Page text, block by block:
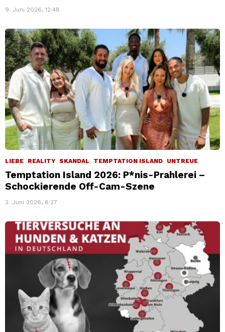
9. Juni 2026, 12:48
LIEBE REALITY SKANDAL TEMPTATION ISLAND UNTREUE
Temptation Island 2026: P*nis-Prahlerei –
Schockierende Off-Cam-Szene
2. Juni 2026, 8:27